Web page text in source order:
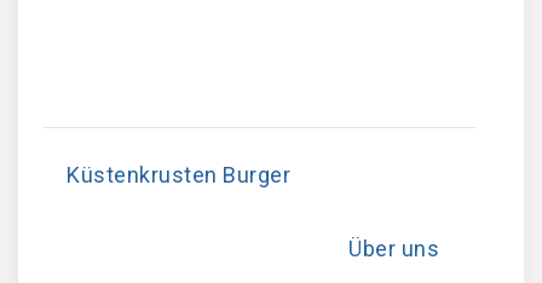
Küstenkrusten Burger
Über uns